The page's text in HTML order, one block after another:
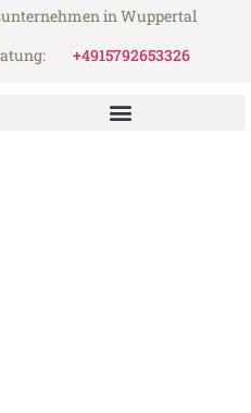
in Wuppertal
+4915792653326